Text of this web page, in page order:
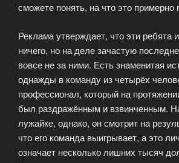
сможете понять, на что это примерно
Реклама утверждает, что эти ребята
ничего, но на деле зачастую
вовсе не за ними. Есть знаменитая
однажды в команду из четырёх
профессионал, который на
был раздражённым и взвинченным.
лужайке, однако, он смотрит на
что его команда выигрывает, а это
означает несколько лишних тысяч